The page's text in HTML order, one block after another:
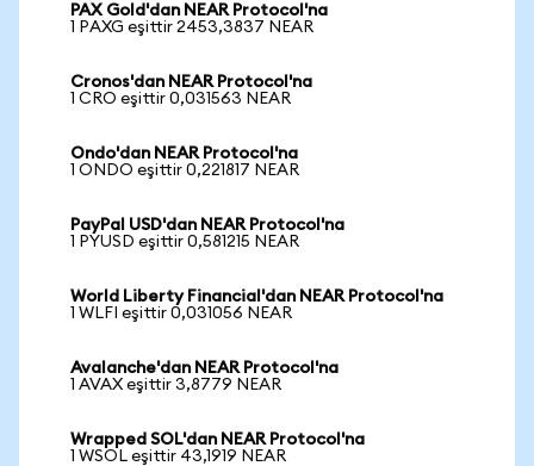
PAX Gold'dan NEAR Protocol'na
1 PAXG eşittir 2453,3837 NEAR
Cronos'dan NEAR Protocol'na
1 CRO eşittir 0,031563 NEAR
Ondo'dan NEAR Protocol'na
1 ONDO eşittir 0,221817 NEAR
PayPal USD'dan NEAR Protocol'na
1 PYUSD eşittir 0,581215 NEAR
World Liberty Financial'dan NEAR Protocol'na
1 WLFI eşittir 0,031056 NEAR
Avalanche'dan NEAR Protocol'na
1 AVAX eşittir 3,8779 NEAR
Wrapped SOL'dan NEAR Protocol'na
1 WSOL eşittir 43,1919 NEAR